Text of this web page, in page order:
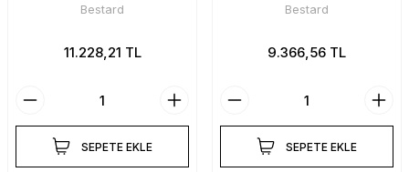
Bestard
11.228,21 TL
SEPETE EKLE
Bestard
9.366,56 TL
SEPETE EKLE